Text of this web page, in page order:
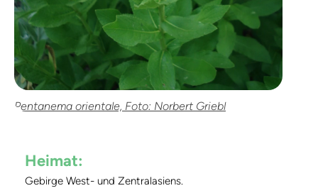
Pentanema orientale, Foto: Norbert Griebl
Heimat:
Gebirge West- und Zentralasiens.